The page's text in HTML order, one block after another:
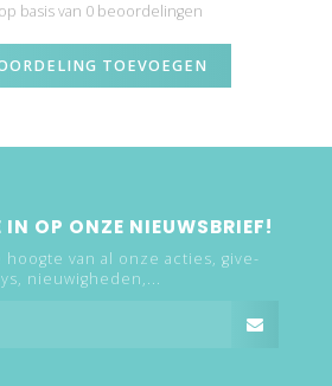
basis van 0 beoordelingen
TOEVOEGEN
OP ONZE NIEUWSBRIEF!
van al onze acties, give-
nieuwigheden,...